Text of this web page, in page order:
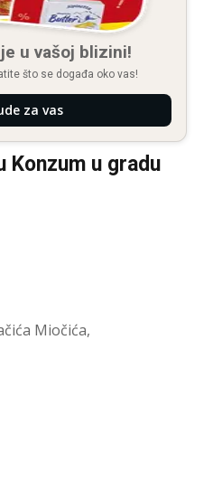
u vašoj blizini!
što se događa oko vas!
za vas
Konzum u gradu
Miočića,